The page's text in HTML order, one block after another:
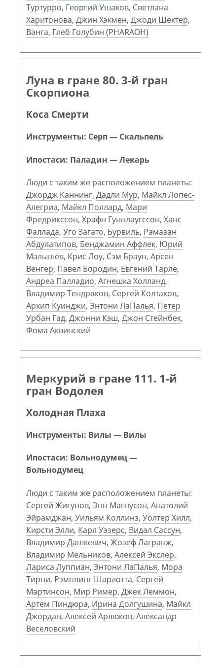
Туртурро, Георгий Ушаков, Светлана
Харитонова, Джин Хэкмен, Джоди Шектер,
Ванга, Глеб Голубин (PHARAOH)
Луна в гране 80. 3-й гран
Скорпиона
Коса Смерти
Инструменты: Серп — Скальпель
Ипостаси: Паладин — Лекарь
Люди с таким же расположением планеты:
Джордж Каннинг, Дадли Мур, Майкл Лопес-
Алегриа, Майкл Поллард, Мари
Фредрикссон, Храфн Гуннлаугссон, Ханс
Фаллада, Уго Загато, Бурвиль, Рамазан
Абдулатипов, Бенджамин Аффлек, Юрий
Малышев, Крис Лоу, Сэм Браун, Арсен
Венгер, Павел Бородин, Евгений Тарле,
Андреа Палладио, Агнешка Холланд,
Владимир Тендряков, Сергей Колтаков,
Архип Куинджи, Энтони ЛаПалья, Петер
Урбан Гад, Джонни Кэш, Джон Стейнбек,
Фома Аквинский
Меркурий в гране 111. 1-й
гран Водолея
Холодная Плаха
Инструменты: Вилы — Вилы
Ипостаси: Вольнодумец —
Вольнодумец
Люди с таким же расположением планеты:
Сергей Жигунов, Энн Магнусон, Анатолий
Эйрамджан, Уильям Коллинз, Уолтер Хилл,
Кирсти Элли, Карл Уэзерс, Видал Сассун,
Владимир Дашкевич, Жозеф Лагранж,
Владимир Мельников, Алексей Экслер,
Лариса Луппиан, Энтони ЛаПалья, Мора
Тирни, Рэмплинг Шарлотта, Сергей
Мартинсон, Мир Ример, Джек Леммон,
Артем Пиндюра, Ирина Долгушина, Майкл
Джордан, Алексей Арлюков, Александр
Веселовский